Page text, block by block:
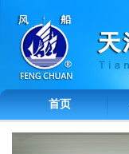
首页